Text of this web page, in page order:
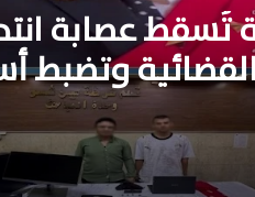
تُسقط عصابة
وتضبط
مزورة للنصب